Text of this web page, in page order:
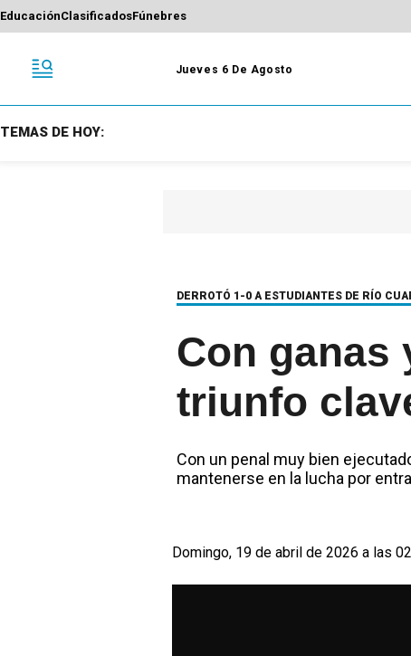
EducaciónClasificadosFúnebres
Jueves 6 De Agosto
TEMAS DE HOY:
DERROTÓ 1-0 A ESTUDIANTES DE RÍO
Con
triunfo
Con un penal muy bien
mantenerse en la lucha por
Domingo, 19 de abril de 2026 a las